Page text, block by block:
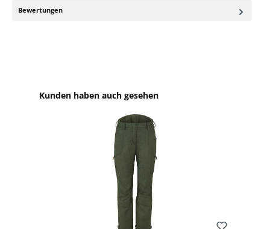
Bewertungen
Produktgalerie überspringen
Kunden haben auch gesehen